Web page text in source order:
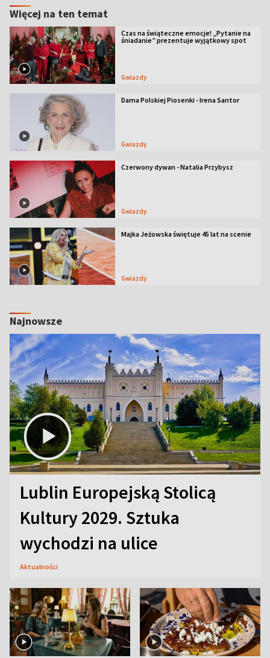
Więcej na ten temat
Czas na świąteczne emocje! „Pytanie na
śniadanie” prezentuje wyjątkowy spot
Gwiazdy
Dama Polskiej Piosenki - Irena Santor
Gwiazdy
Czerwony dywan - Natalia Przybysz
Gwiazdy
Majka Jeżowska świętuje 45 lat na scenie
Gwiazdy
Najnowsze
Lublin Europejską Stolicą
Kultury 2029. Sztuka
wychodzi na ulice
Aktualności